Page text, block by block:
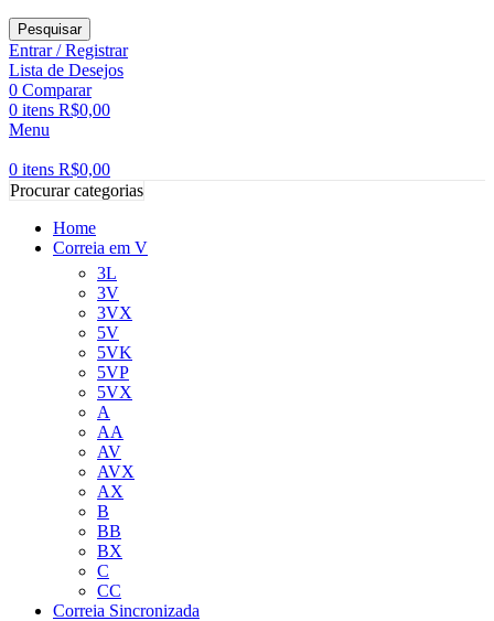
Pesquisar
Entrar / Registrar
Lista de Desejos
0 Comparar
0 itens R$0,00
Menu
0 itens R$0,00
Procurar categorias
Home
Correia em V
3L
3V
3VX
5V
5VK
5VP
5VX
A
AA
AV
AVX
AX
B
BB
BX
C
CC
Correia Sincronizada